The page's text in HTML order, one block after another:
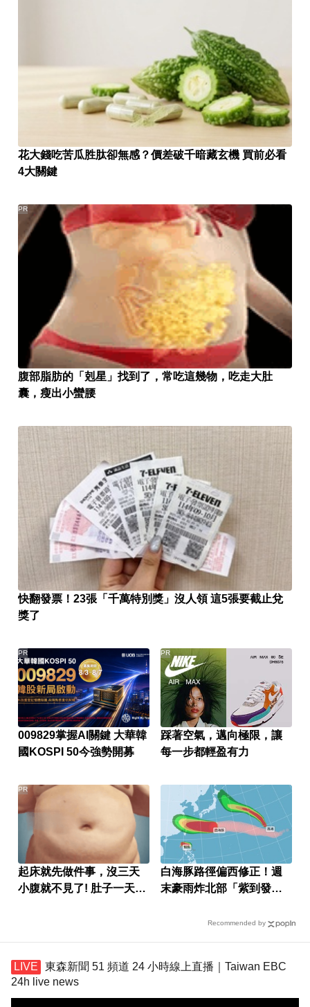
花大錢吃苦瓜胜肽卻無感？價差破千暗藏玄機 買前必看
4大關鍵
腹部脂肪的「剋星」找到了，常吃這幾物，吃走大肚
囊，瘦出小蠻腰
PR
快翻發票！23張「千萬特別獎」沒人領 這5張要截止兌
獎了
009829掌握AI關鍵 大華韓
國KOSPI 50今強勢開募
PR
踩著空氣，邁向極限，讓
每一步都輕盈有力
PR
起床就先做件事，沒三天
小腹就不見了! 肚子一天天
PR
白海豚路徑偏西修正！週
末豪雨炸北部「紫到發
Recommended by
東森新聞 51 頻道 24 小時線上直播｜Taiwan EBC
24h live news